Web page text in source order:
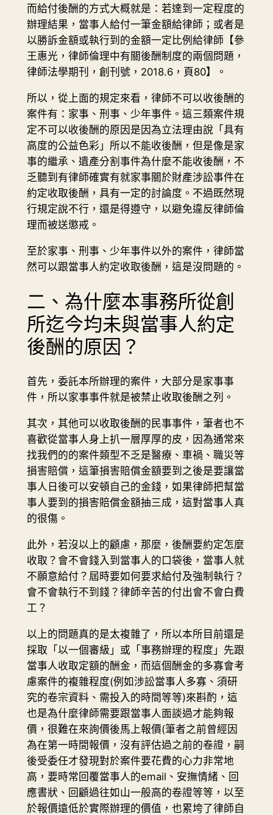
而給付後酬的方式大概就是：若達到一定程度的
辦理結果，當事人給付一筆金額給律師；或者是
以勝訴金額或執行到的金額一定比例給律師【參
王惠光，律師倫理中有關後酬制度的兩個問題，
律師法學期刊，創刊號，2018.6，頁80】。
所以，從上面的規定來看，律師不可以收後酬的
案件有：家事、刑事、少年事件。這三類案件規
定不可以收後酬的原因是因為立法理由說「具有
高度的公益色彩」所以不能收後酬，但是像是家
事的繼承、遺產分割事件為什麼不能收後酬，不
乏聽到有律師確實有就家事關於財產涉訟事件在
約定收取後酬，具有一定的討論度。不過既然現
行規定說不行，還是得遵守，以避免違反律師倫
理而被送懲戒。
至於家事、刑事、少年事件以外的案件，律師當
然可以跟當事人約定收取後酬，這是沒問題的。
二、為什麼本事務所從創
所迄今均未與當事人約定
後酬的原因？
首先，委託本所辦理的案件，大部分是家事事
件，所以家事事件就是被禁止收取後酬之列。
其次，其他可以收取後酬的民事事件，筆者也不
喜歡從當事人身上扒一層厚厚的皮，因為通常來
找我們的的案件類型不乏是醫療、車禍、職災等
損害賠償，這筆損害賠償金額要到之後是要讓當
事人日後可以安頓自己的金錢，如果律師把幫當
事人要到的損害賠償金額抽三成，這對當事人真
的很傷。
此外，若沒以上的顧慮，那麼，後酬要約定怎麼
收取？會不會錢入到當事人的口袋後，當事人就
不願意給付？屆時要如何要求給付及強制執行？
會不會執行不到錢？律師辛苦的付出會不會白費
工？
以上的問題真的是太複雜了，所以本所目前還是
採取「以一個審級」或「事務辦理的程度」先跟
當事人收取定額的酬金，而這個酬金的多寡會考
慮案件的複雜程度(例如涉訟當事人多寡、須研
究的卷宗資料、需投入的時間等等)來斟酌，這
也是為什麼律師需要跟當事人面談過才能夠報
價，很難在來詢價後馬上報價(筆者之前曾經因
為在第一時間報價，沒有評估過之前的卷證，嗣
後受委任才發現對於案件要花費的心力非常地
高，要時常回覆當事人的email、安撫情緒、回
應書狀、回顧過往如山一般高的卷證等等，以至
於報價遠低於實際辦理的價值，也累垮了律師自